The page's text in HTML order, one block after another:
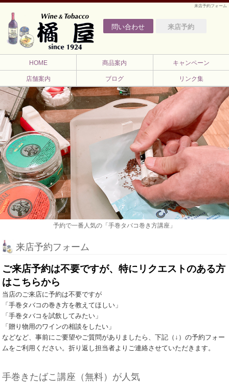
来店予約フォーム
問い合わせ 来店予約
HOME 商品案内 キャンペーン
店舗案内 ブログ リンク集
予約で一番人気の「手巻タバコ巻き方講座」
来店予約フォーム
ご来店予約は不要ですが、特にリクエストのある方
はこちらから
当店のご来店に予約は不要ですが
「手巻タバコの巻き方を教えてほしい」
「手巻タバコを試飲してみたい」
「贈り物用のワインの相談をしたい」
などなど、事前にご要望やご質問がありましたら、下記（↓）の予約フォー
ムをご利用ください。折り返し担当者よりご連絡させていただきます。
手巻きたばこ講座（無料）が人気